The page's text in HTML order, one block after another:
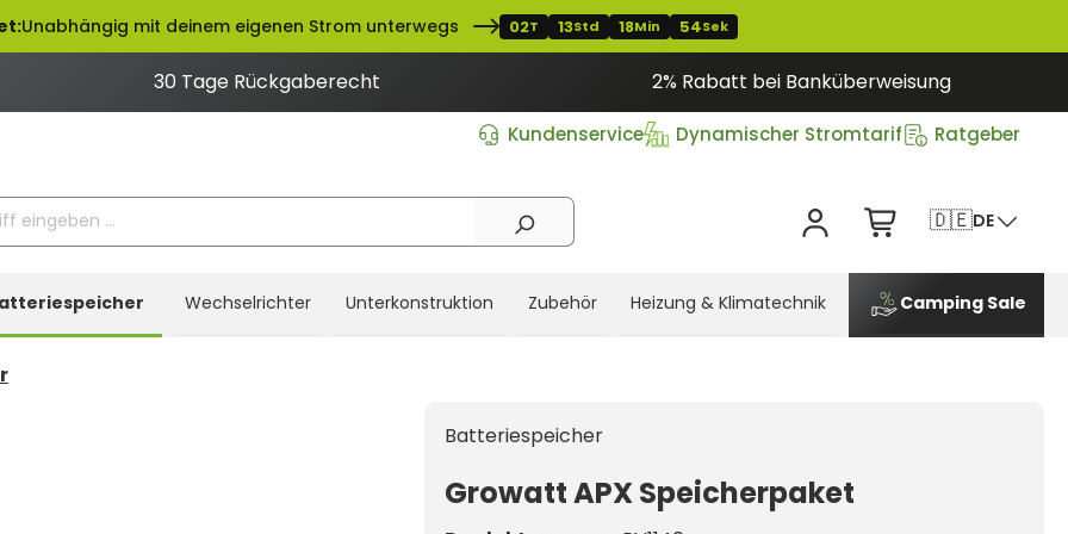
Unabhängig mit deinem eigenen Strom unterwegs 02T 13Std 18Min 54Sek
30 Tage Rückgaberecht 2% Rabatt bei Banküberweisung
Kundenservice Dynamischer Stromtarif Ratgeber
🇩🇪DE
Wechselrichter Unterkonstruktion Zubehör Heizung & Klimatechnik Camping Sale
Batteriespeicher
Growatt APX Speicherpaket